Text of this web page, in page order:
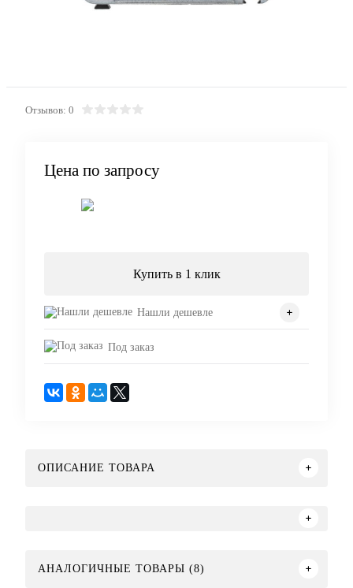
Отзывов: 0
Цена по запросу
Купить в 1 клик
Нашли дешевле
Под заказ
ОПИСАНИЕ ТОВАРА
АНАЛОГИЧНЫЕ ТОВАРЫ (8)